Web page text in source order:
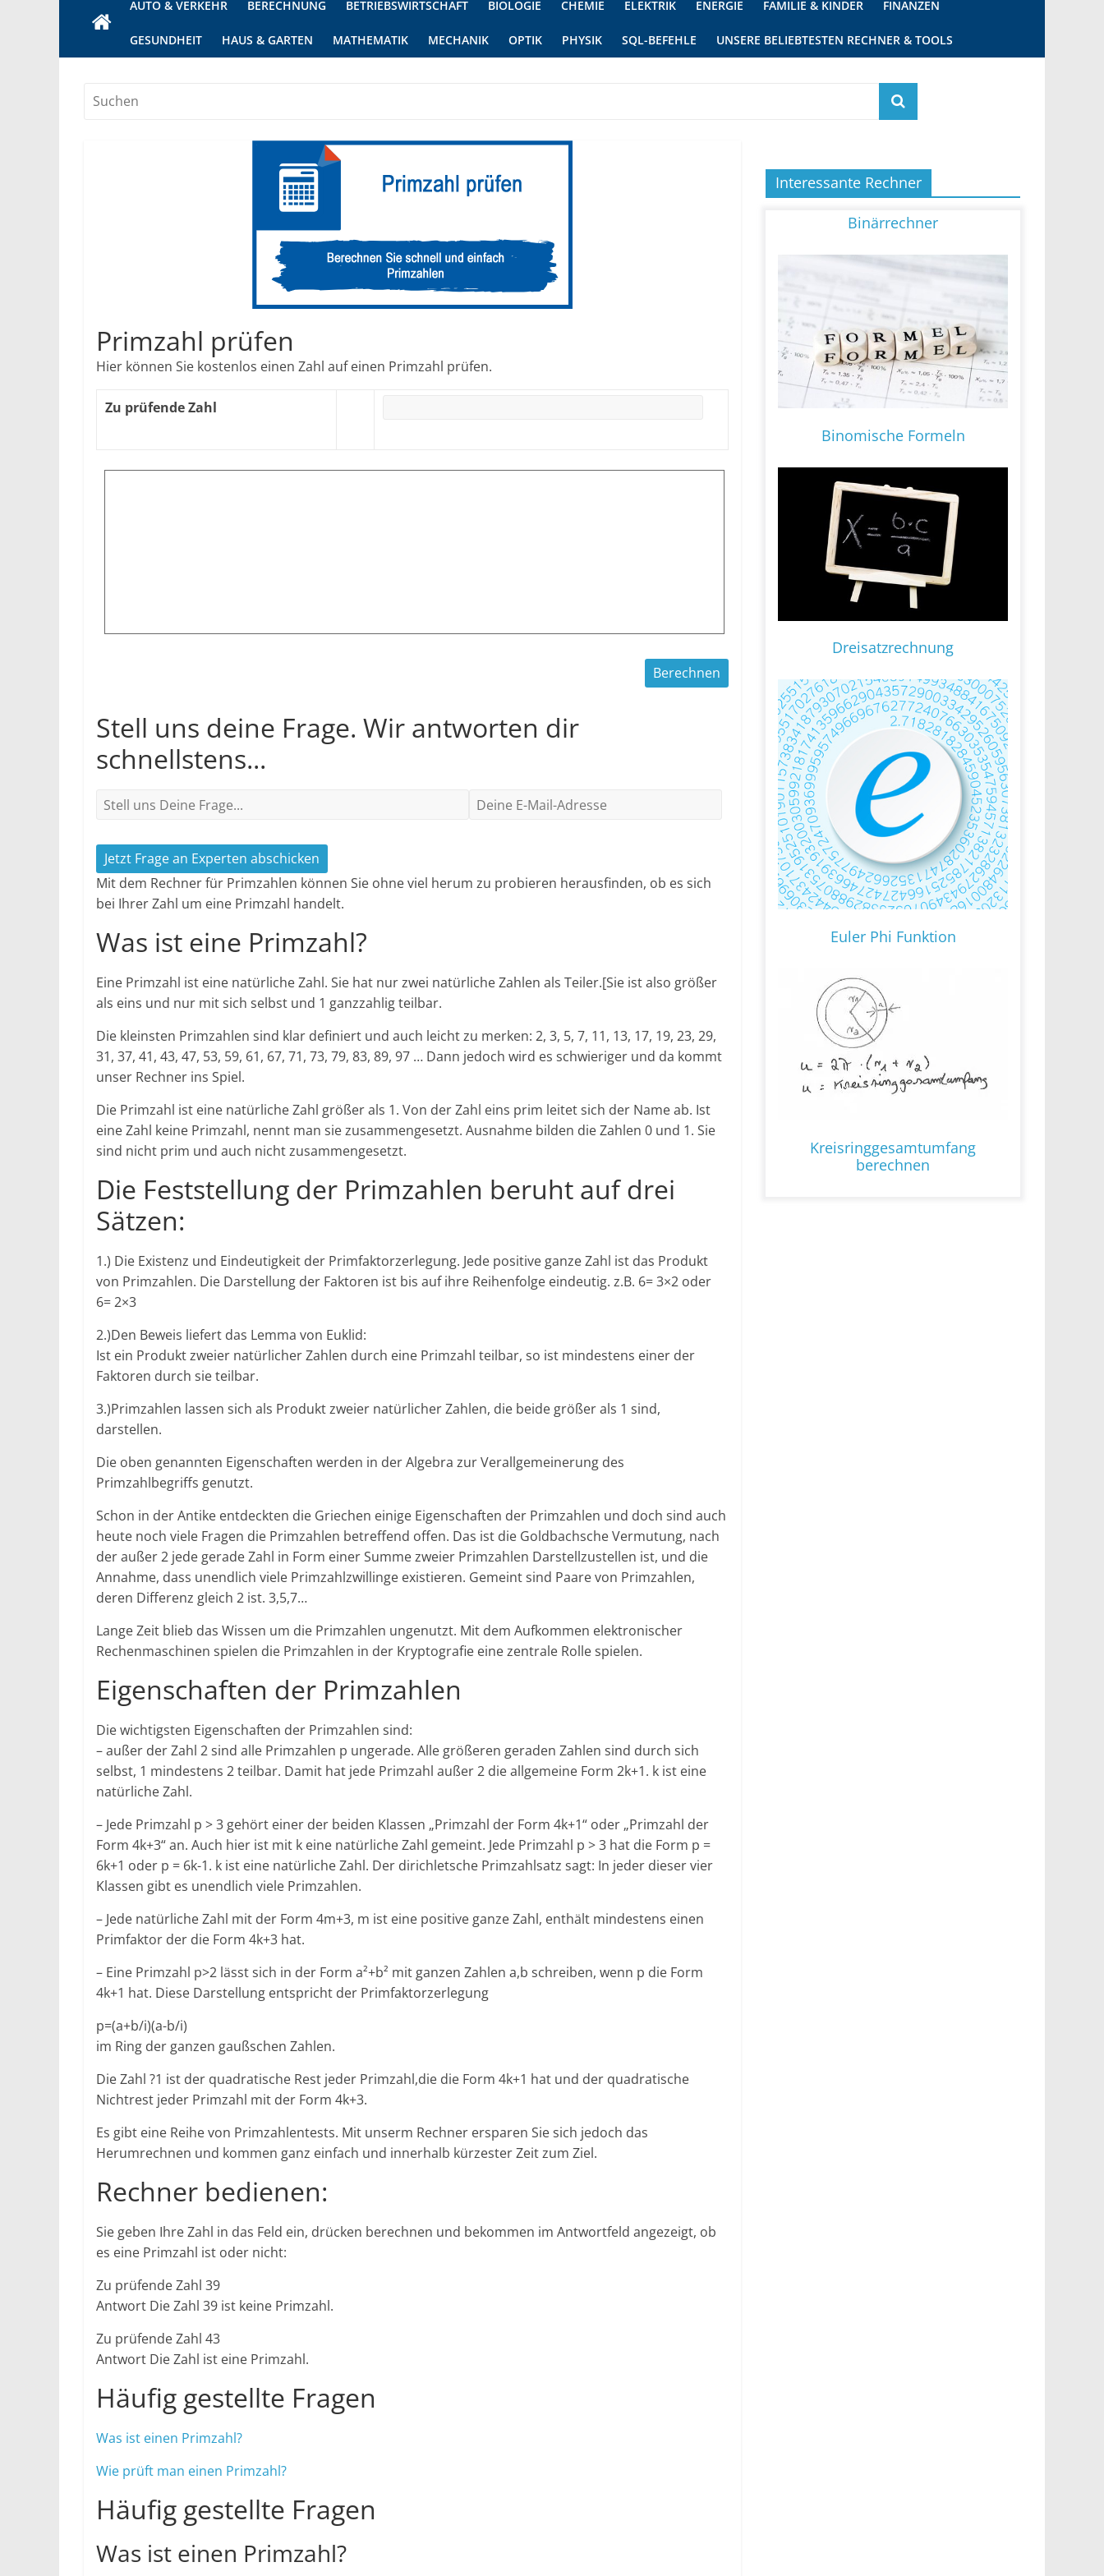
AUTO & VERKEHR BERECHNUNG BETRIEBSWIRTSCHAFT BIOLOGIE CHEMIE ELEKTRIK ENERGIE FAMILIE & KINDER FINANZEN
GESUNDHEIT HAUS & GARTEN MATHEMATIK MECHANIK OPTIK PHYSIK SQL-BEFEHLE UNSERE BELIEBTESTEN RECHNER & TOOLS
Primzahl prüfen
Hier können Sie kostenlos einen Zahl auf einen Primzahl prüfen.
Zu prüfende Zahl
Stell uns deine Frage. Wir antworten dir
schnellstens...
Jetzt Frage an Experten abschicken
Mit dem Rechner für Primzahlen können Sie ohne viel herum zu probieren herausfinden, ob es sich
bei Ihrer Zahl um eine Primzahl handelt.
Was ist eine Primzahl?
Eine Primzahl ist eine natürliche Zahl. Sie hat nur zwei natürliche Zahlen als Teiler.[Sie ist also größer
als eins und nur mit sich selbst und 1 ganzzahlig teilbar.
Die kleinsten Primzahlen sind klar definiert und auch leicht zu merken: 2, 3, 5, 7, 11, 13, 17, 19, 23, 29,
31, 37, 41, 43, 47, 53, 59, 61, 67, 71, 73, 79, 83, 89, 97 … Dann jedoch wird es schwieriger und da kommt
unser Rechner ins Spiel.
Die Primzahl ist eine natürliche Zahl größer als 1. Von der Zahl eins prim leitet sich der Name ab. Ist
eine Zahl keine Primzahl, nennt man sie zusammengesetzt. Ausnahme bilden die Zahlen 0 und 1. Sie
sind nicht prim und auch nicht zusammengesetzt.
Die Feststellung der Primzahlen beruht auf drei
Sätzen:
1.) Die Existenz und Eindeutigkeit der Primfaktorzerlegung. Jede positive ganze Zahl ist das Produkt
von Primzahlen. Die Darstellung der Faktoren ist bis auf ihre Reihenfolge eindeutig. z.B. 6= 3×2 oder
6= 2×3
2.)Den Beweis liefert das Lemma von Euklid:
Ist ein Produkt zweier natürlicher Zahlen durch eine Primzahl teilbar, so ist mindestens einer der
Faktoren durch sie teilbar.
3.)Primzahlen lassen sich als Produkt zweier natürlicher Zahlen, die beide größer als 1 sind,
darstellen.
Die oben genannten Eigenschaften werden in der Algebra zur Verallgemeinerung des
Primzahlbegriffs genutzt.
Schon in der Antike entdeckten die Griechen einige Eigenschaften der Primzahlen und doch sind auch
heute noch viele Fragen die Primzahlen betreffend offen. Das ist die Goldbachsche Vermutung, nach
der außer 2 jede gerade Zahl in Form einer Summe zweier Primzahlen Darstellzustellen ist, und die
Annahme, dass unendlich viele Primzahlzwillinge existieren. Gemeint sind Paare von Primzahlen,
deren Differenz gleich 2 ist. 3,5,7…
Lange Zeit blieb das Wissen um die Primzahlen ungenutzt. Mit dem Aufkommen elektronischer
Rechenmaschinen spielen die Primzahlen in der Kryptografie eine zentrale Rolle spielen.
Eigenschaften der Primzahlen
Die wichtigsten Eigenschaften der Primzahlen sind:
– außer der Zahl 2 sind alle Primzahlen p ungerade. Alle größeren geraden Zahlen sind durch sich
selbst, 1 mindestens 2 teilbar. Damit hat jede Primzahl außer 2 die allgemeine Form 2k+1. k ist eine
natürliche Zahl.
– Jede Primzahl p > 3 gehört einer der beiden Klassen „Primzahl der Form 4k+1“ oder „Primzahl der
Form 4k+3“ an. Auch hier ist mit k eine natürliche Zahl gemeint. Jede Primzahl p > 3 hat die Form p =
6k+1 oder p = 6k-1. k ist eine natürliche Zahl. Der dirichletsche Primzahlsatz sagt: In jeder dieser vier
Klassen gibt es unendlich viele Primzahlen.
– Jede natürliche Zahl mit der Form 4m+3, m ist eine positive ganze Zahl, enthält mindestens einen
Primfaktor der die Form 4k+3 hat.
– Eine Primzahl p>2 lässt sich in der Form a²+b² mit ganzen Zahlen a,b schreiben, wenn p die Form
4k+1 hat. Diese Darstellung entspricht der Primfaktorzerlegung
p=(a+b/i)(a-b/i)
im Ring der ganzen gaußschen Zahlen.
Die Zahl ?1 ist der quadratische Rest jeder Primzahl,die die Form 4k+1 hat und der quadratische
Nichtrest jeder Primzahl mit der Form 4k+3.
Es gibt eine Reihe von Primzahlentests. Mit unserm Rechner ersparen Sie sich jedoch das
Herumrechnen und kommen ganz einfach und innerhalb kürzester Zeit zum Ziel.
Rechner bedienen:
Sie geben Ihre Zahl in das Feld ein, drücken berechnen und bekommen im Antwortfeld angezeigt, ob
es eine Primzahl ist oder nicht:
Zu prüfende Zahl 39
Antwort Die Zahl 39 ist keine Primzahl.
Zu prüfende Zahl 43
Antwort Die Zahl ist eine Primzahl.
Häufig gestellte Fragen
Was ist einen Primzahl?
Wie prüft man einen Primzahl?
Häufig gestellte Fragen
Was ist einen Primzahl?
Interessante Rechner
Binärrechner
Binomische Formeln
Dreisatzrechnung
Euler Phi Funktion
Kreisringgesamtumfang
berechnen